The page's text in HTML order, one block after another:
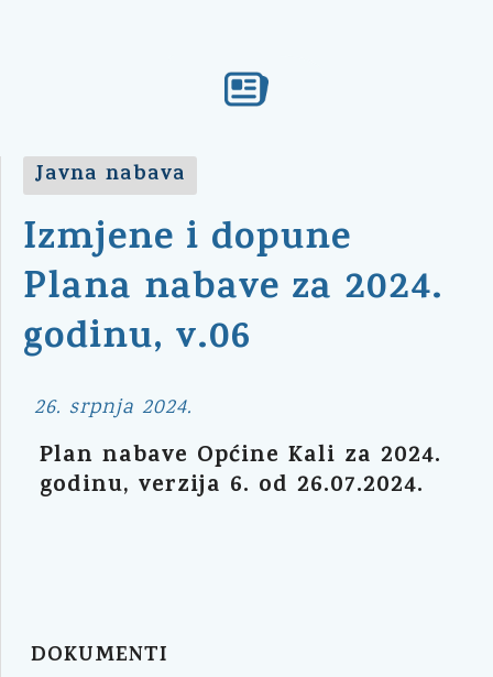
Javna nabava
Izmjene i dopune
Plana nabave za 2024.
godinu, v.06
26. srpnja 2024.
Plan nabave Općine Kali za 2024.
godinu, verzija 6. od 26.07.2024.
DOKUMENTI